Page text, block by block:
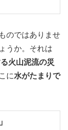
のではありませ
うか。それは
火山泥流の災
に水がたまりで